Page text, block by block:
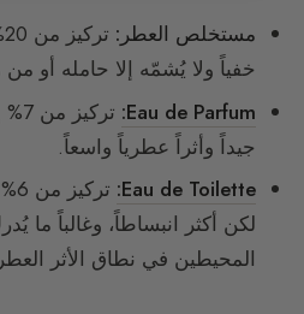
مستخلص العطر:
خفياً ولا يُشمّه إلا حامله أو
Eau de Parfum:
جيداً وأثراً عطرياً واسعاً.
Eau de Toilette:
لكن أكثر انبساطاً، وغالباً
المحيطين في نطاق الأثر